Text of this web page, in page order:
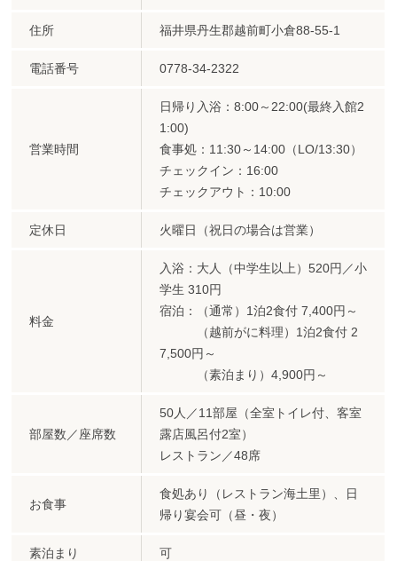
住所 福井県丹生郡越前町小倉88-55-1
電話番号 0778-34-2322
営業時間
日帰り入浴：8:00～22:00(最終入館2
1:00)
食事処：11:30～14:00（LO/13:30）
チェックイン：16:00
チェックアウト：10:00
定休日 火曜日（祝日の場合は営業）
料金
入浴：大人（中学生以上）520円／小
学生 310円
宿泊：（通常）1泊2食付 7,400円～
（越前がに料理）1泊2食付 2
7,500円～
（素泊まり）4,900円～
部屋数／座席数
50人／11部屋（全室トイレ付、客室
露店風呂付2室）
レストラン／48席
お食事
食処あり（レストラン海土里）、日
帰り宴会可（昼・夜）
素泊まり 可